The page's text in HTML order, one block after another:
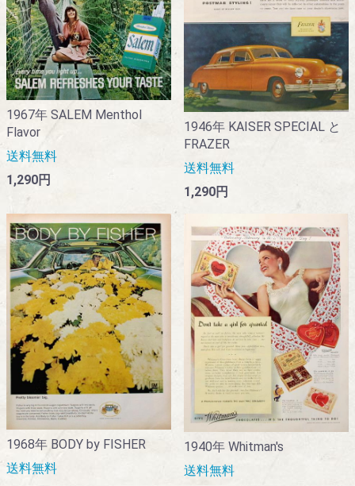
1967年 SALEM Menthol
Flavor
送料無料
1,290円
1946年 KAISER SPECIAL と
FRAZER
送料無料
1,290円
1968年 BODY by FISHER
送料無料
1940年 Whitman's
送料無料